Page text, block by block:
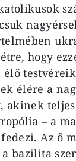
hogy
élő
élére a
akinek
– a
Az ő
bazilita